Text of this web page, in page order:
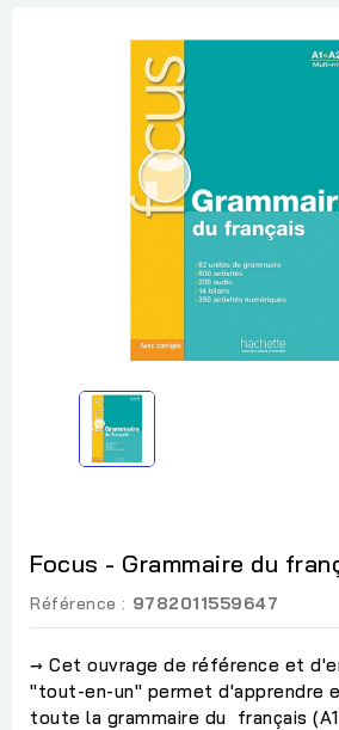
Focus - Grammaire du
Référence : 9782011559647
→ Cet ouvrage de référence et
"tout-en-un" permet d'apprendre
toute la grammaire du français